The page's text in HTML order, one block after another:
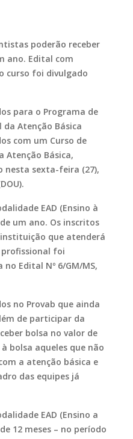
poderão receber
ano. Edital com
curso foi divulgado
para o Programa de
Atenção Básica
com um Curso de
Atenção Básica,
nesta sexta-feira (27),
EAD (Ensino à
um ano. Os inscritos
que atenderá
foi
Edital Nº 6/GM/MS,
no Provab que ainda
de participar da
bolsa no valor de
bolsa aqueles que não
a atenção básica e
das equipes já
EAD (Ensino a
12 meses – no período